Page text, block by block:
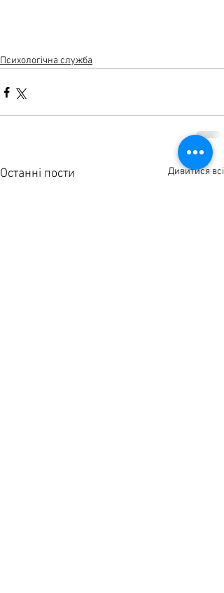
Психологічна служба
Останні пости Дивитися всі